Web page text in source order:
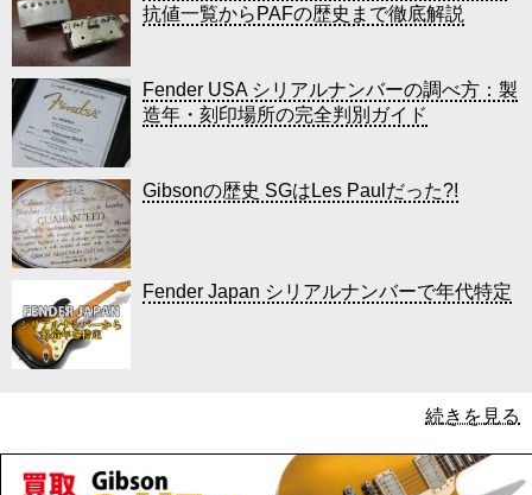
抗値一覧からPAFの歴史まで徹底解説
Fender USA シリアルナンバーの調べ方：製
造年・刻印場所の完全判別ガイド
Gibsonの歴史 SGはLes Paulだった?!
Fender Japan シリアルナンバーで年代特定
続きを見る